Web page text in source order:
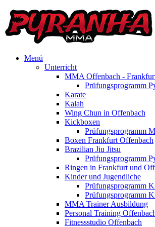
Menü
Unterricht
MMA Offenbach -
Prüfungsprogramm
Karate
Kalah
Wing Chun in Offenbach
Kickboxen
Prüfungsprogramm
Boxen Frankfurt Offenbach
Brazilian Jiu Jitsu
Prüfungsprogramm
Ringen in Frankfurt und
Kinder und Jugendliche
Prüfungsprogramm
Prüfungsprogramm
MMA Trainer Ausbildung
Personal Training
Fitnessstudio Offenbach